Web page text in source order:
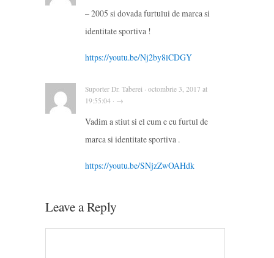
– 2005 si dovada furtului de marca si
identitate sportiva !
https://youtu.be/Nj2by8lCDGY
Suporter Dr. Taberei · octombrie 3, 2017 at
19:55:04 · →
Vadim a stiut si el cum e cu furtul de
marca si identitate sportiva .
https://youtu.be/SNjzZwOAHdk
Leave a Reply